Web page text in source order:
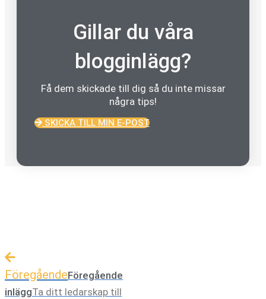
Gillar du våra
blogginlägg?
Få dem skickade till dig så du inte missar
några tips!
SKICKA TILL MIN E-POST
FöregåendeFöregående
inläggTa ditt ledarskap till